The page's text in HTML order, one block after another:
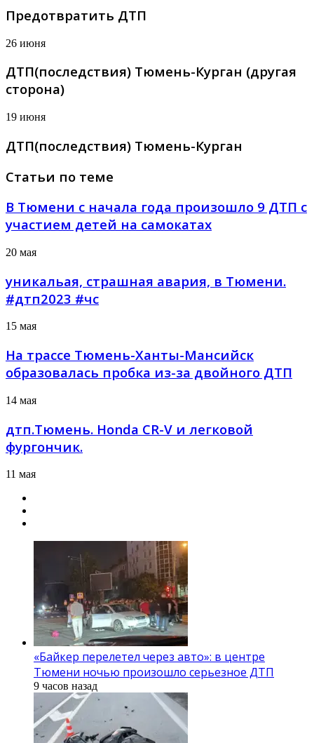
Предотвратить ДТП
26 июня
ДТП(последствия) Тюмень-Курган (другая
сторона)
19 июня
ДТП(последствия) Тюмень-Курган
Статьи по теме
В Тюмени с начала года произошло 9 ДТП с
участием детей на самокатах
20 мая
уникальая, страшная авария, в Тюмени.
#дтп2023 #чс
15 мая
На трассе Тюмень-Ханты-Мансийск
образовалась пробка из-за двойного ДТП
14 мая
дтп.Тюмень. Honda CR-V и легковой
фургончик.
11 мая
«Байкер перелетел через авто»: в центре
Тюмени ночью произошло серьезное ДТП
9 часов назад